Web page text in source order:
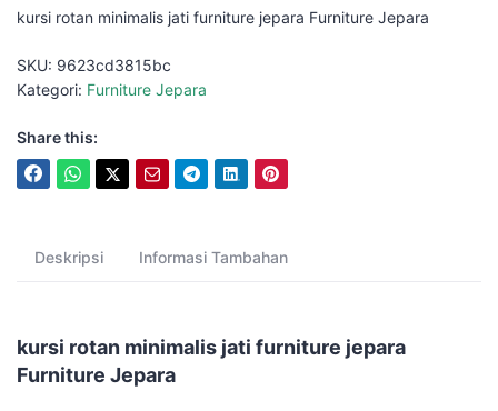
kursi rotan minimalis jati furniture jepara Furniture Jepara
SKU: 9623cd3815bc
Kategori: Furniture Jepara
Share this:
Deskripsi Informasi Tambahan
kursi rotan minimalis jati furniture jepara
Furniture Jepara